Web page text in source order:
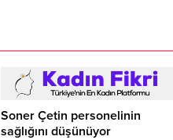
Soner Çetin personelinin
sağlığını düşünüyor